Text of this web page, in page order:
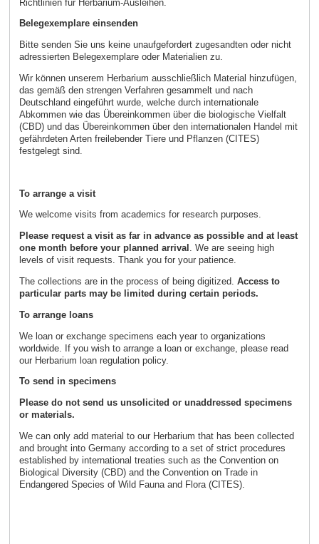
Richtlinien für Herbarium-Ausleihen.
Belegexemplare einsenden
Bitte senden Sie uns keine unaufgefordert zugesandten oder nicht
adressierten Belegexemplare oder Materialien zu.
Wir können unserem Herbarium ausschließlich Material hinzufügen,
das gemäß den strengen Verfahren gesammelt und nach
Deutschland eingeführt wurde, welche durch internationale
Abkommen wie das Übereinkommen über die biologische Vielfalt
(CBD) und das Übereinkommen über den internationalen Handel mit
gefährdeten Arten freilebender Tiere und Pflanzen (CITES)
festgelegt sind.
To arrange a visit
We welcome visits from academics for research purposes.
Please request a visit as far in advance as possible and at least
one month before your planned arrival . We are seeing high
levels of visit requests. Thank you for your patience.
The collections are in the process of being digitized. Access to
particular parts may be limited during certain periods.
To arrange loans
We loan or exchange specimens each year to organizations
worldwide. If you wish to arrange a loan or exchange, please read
our Herbarium loan regulation policy.
To send in specimens
Please do not send us unsolicited or unaddressed specimens
or materials.
We can only add material to our Herbarium that has been collected
and brought into Germany according to a set of strict procedures
established by international treaties such as the Convention on
Biological Diversity (CBD) and the Convention on Trade in
Endangered Species of Wild Fauna and Flora (CITES).